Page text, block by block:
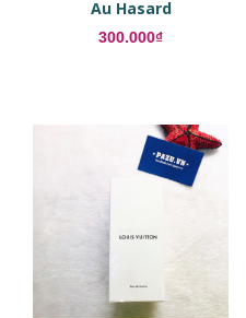
Au Hasard
300.000₫